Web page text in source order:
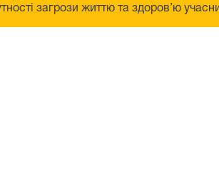
загрози життю та здоров’ю